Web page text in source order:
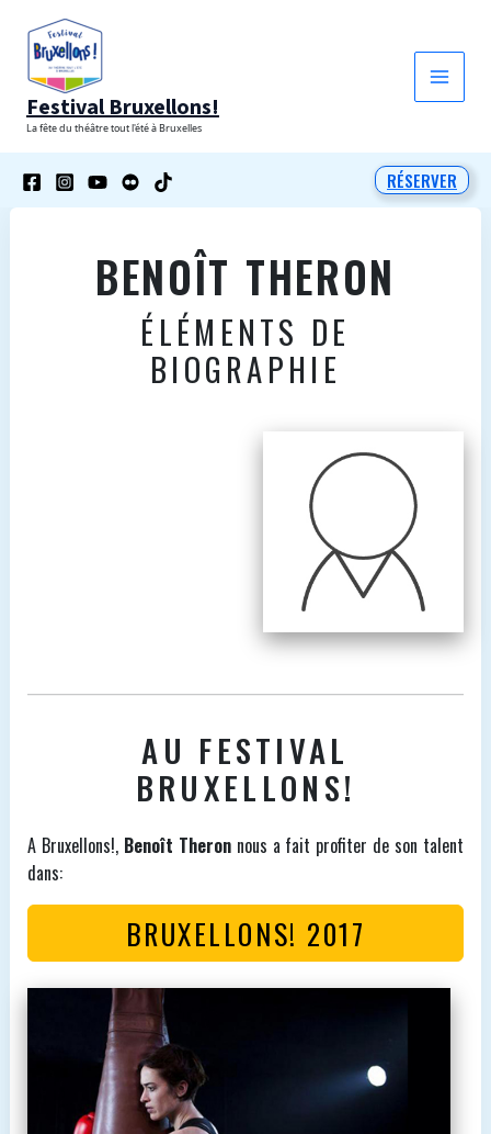
contenu
Festival Bruxellons!
La fête du théâtre tout l'été à Bruxelles
RÉSERVER
BENOÎT THERON
ÉLÉMENTS DE
BIOGRAPHIE
AU FESTIVAL
BRUXELLONS!
A Bruxellons!, Benoît Theronnous a fait profiter de son talent
dans:
BRUXELLONS! 2017